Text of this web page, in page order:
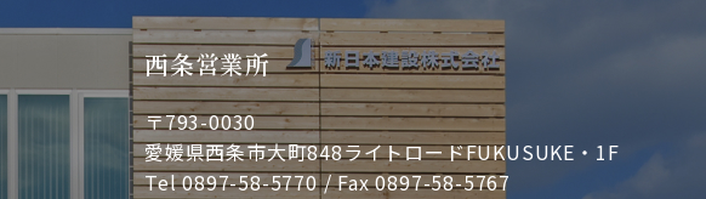
西条営業所
〒793-0030
愛媛県西条市大町848ライトロードFUKUSUKE・1F
Tel0897-58-5770/ Fax 0897-58-5767